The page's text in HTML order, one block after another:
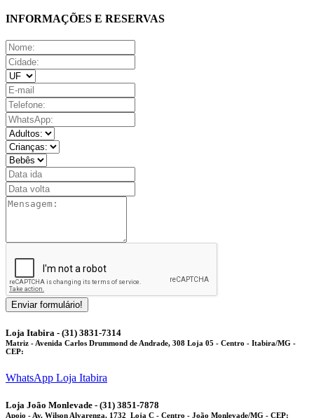
INFORMAÇÕES E RESERVAS
Enviar formulário!
Loja Itabira - (31) 3831-7314
Matriz - Avenida Carlos Drummond de Andrade, 308 Loja 05 - Centro - Itabira/MG -
CEP:
WhatsApp Loja Itabira
Loja João Monlevade - (31) 3851-7878
Apoio - Av. Wilson Alvarenga, 1732 Loja C - Centro - João Monlevade/MG - CEP: